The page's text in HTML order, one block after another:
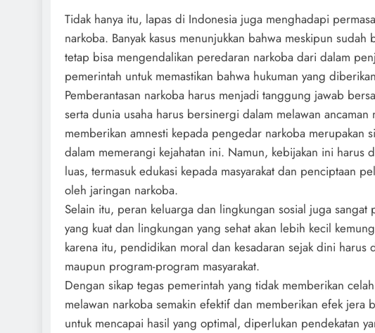
Tidak hanya itu, lapas di Indonesia juga menghadapi
narkoba. Banyak kasus menunjukkan bahwa meskipun
tetap bisa mengendalikan peredaran narkoba dari dalam
pemerintah untuk memastikan bahwa hukuman yang
Pemberantasan narkoba harus menjadi tanggung jawab
serta dunia usaha harus bersinergi dalam melawan
memberikan amnesti kepada pengedar narkoba merupakan
dalam memerangi kejahatan ini. Namun, kebijakan ini
luas, termasuk edukasi kepada masyarakat dan penciptaan
oleh jaringan narkoba.
Selain itu, peran keluarga dan lingkungan sosial juga
yang kuat dan lingkungan yang sehat akan lebih kecil
karena itu, pendidikan moral dan kesadaran sejak dini harus
maupun program-program masyarakat.
Dengan sikap tegas pemerintah yang tidak memberikan
melawan narkoba semakin efektif dan memberikan efek jera
untuk mencapai hasil yang optimal, diperlukan pendekatan